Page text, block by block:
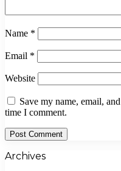
Name *
Email *
Website
Save my name, email,
time I comment.
Archives